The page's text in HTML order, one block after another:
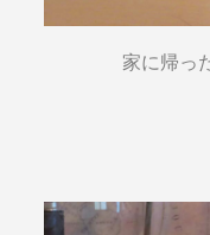
家に帰っ